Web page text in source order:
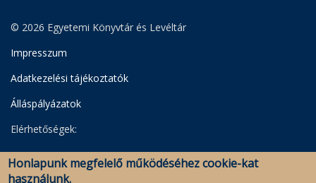
© 2026 Egyetemi Könyvtár és Levéltár
Impresszum
Adatkezelési tájékoztatók
Álláspályázatok
Elérhetőségek:
Egyetemi Könyvtár
Levéltár
Honlapunk megfelelő működéséhez cookie-kat
használunk.